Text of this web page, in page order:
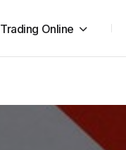
Trading Online